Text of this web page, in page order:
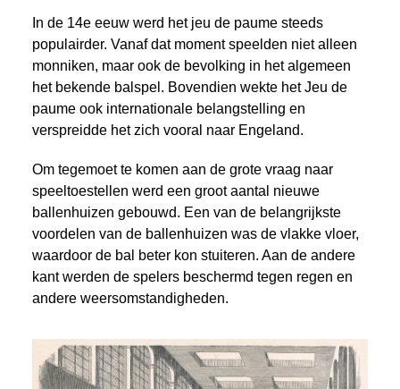
In de 14e eeuw werd het jeu de paume steeds
populairder. Vanaf dat moment speelden niet alleen
monniken, maar ook de bevolking in het algemeen
het bekende balspel. Bovendien wekte het Jeu de
paume ook internationale belangstelling en
verspreidde het zich vooral naar Engeland.
Om tegemoet te komen aan de grote vraag naar
speeltoestellen werd een groot aantal nieuwe
ballenhuizen gebouwd. Een van de belangrijkste
voordelen van de ballenhuizen was de vlakke vloer,
waardoor de bal beter kon stuiteren. Aan de andere
kant werden de spelers beschermd tegen regen en
andere weersomstandigheden.